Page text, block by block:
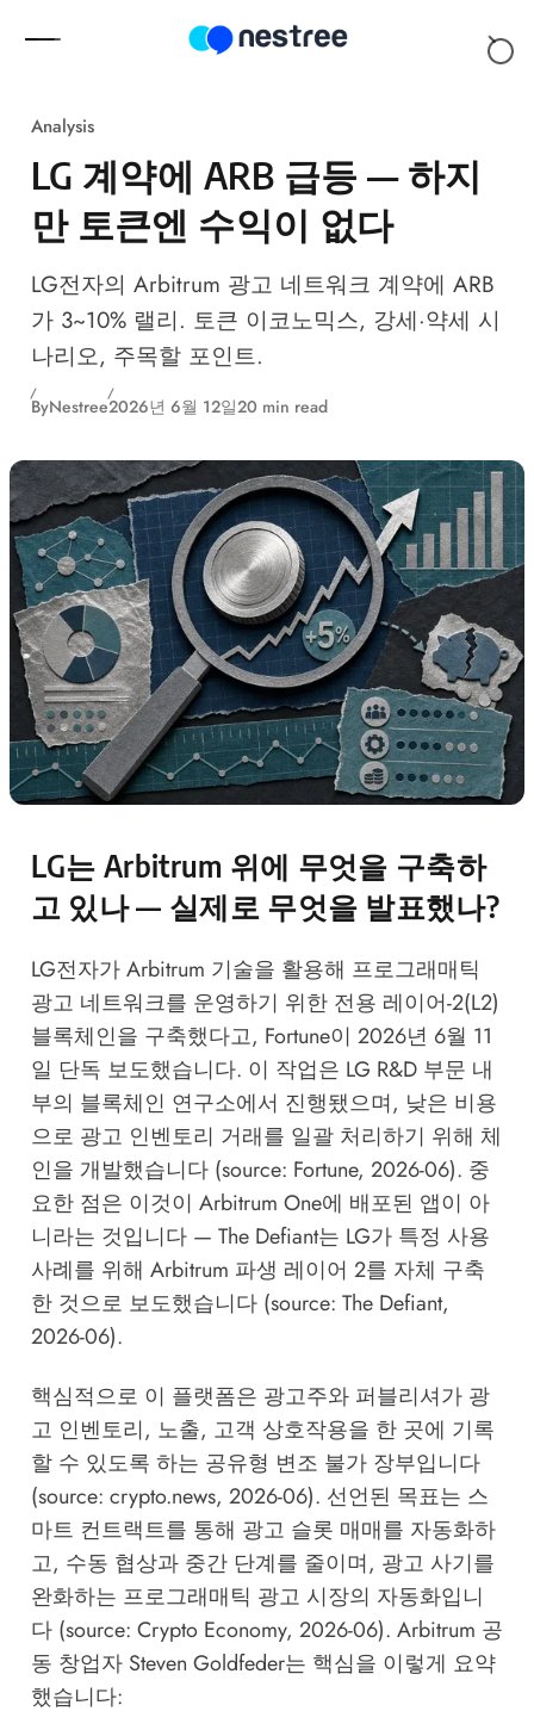
Analysis
LG 계약에 ARB 급등 — 하지
만 토큰엔 수익이 없다
LG전자의 Arbitrum 광고 네트워크 계약에 ARB
가 3~10% 랠리. 토큰 이코노믹스, 강세·약세 시
나리오, 주목할 포인트.
ByNestree2026년 6월 12일20 min read
LG는 Arbitrum 위에 무엇을 구축하
고 있나 — 실제로 무엇을 발표했나?
LG전자가 Arbitrum 기술을 활용해 프로그래매틱
광고 네트워크를 운영하기 위한 전용 레이어-2(L2)
블록체인을 구축했다고, Fortune이 2026년 6월 11
일 단독 보도했습니다. 이 작업은 LG R&D 부문 내
부의 블록체인 연구소에서 진행됐으며, 낮은 비용
으로 광고 인벤토리 거래를 일괄 처리하기 위해 체
인을 개발했습니다 (source: Fortune, 2026-06). 중
요한 점은 이것이 Arbitrum One에 배포된 앱이 아
니라는 것입니다 — The Defiant는 LG가 특정 사용
사례를 위해 Arbitrum 파생 레이어 2를 자체 구축
한 것으로 보도했습니다 (source: The Defiant,
2026-06).
핵심적으로 이 플랫폼은 광고주와 퍼블리셔가 광
고 인벤토리, 노출, 고객 상호작용을 한 곳에 기록
할 수 있도록 하는 공유형 변조 불가 장부입니다
(source: crypto.news, 2026-06). 선언된 목표는 스
마트 컨트랙트를 통해 광고 슬롯 매매를 자동화하
고, 수동 협상과 중간 단계를 줄이며, 광고 사기를
완화하는 프로그래매틱 광고 시장의 자동화입니
다 (source: Crypto Economy, 2026-06). Arbitrum 공
동 창업자 Steven Goldfeder는 핵심을 이렇게 요약
했습니다: